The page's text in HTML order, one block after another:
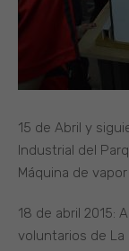
15 de Abril y
Industrial del
Máquina de
18 de abril 2015:
voluntarios de